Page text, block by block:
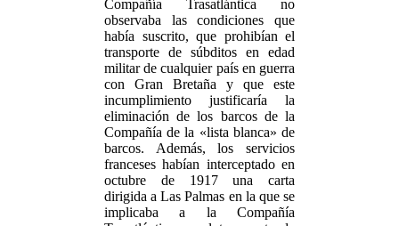
Compañía Trasatlántica no
observaba las condiciones que
había suscrito, que prohibían el
transporte de súbditos en edad
militar de cualquier país en guerra
con Gran Bretaña y que este
incumplimiento justificaría la
eliminación de los barcos de la
Compañía de la «lista blanca» de
barcos. Además, los servicios
franceses habían interceptado en
octubre de 1917 una carta
dirigida a Las Palmas en la que se
implicaba a la Compañía